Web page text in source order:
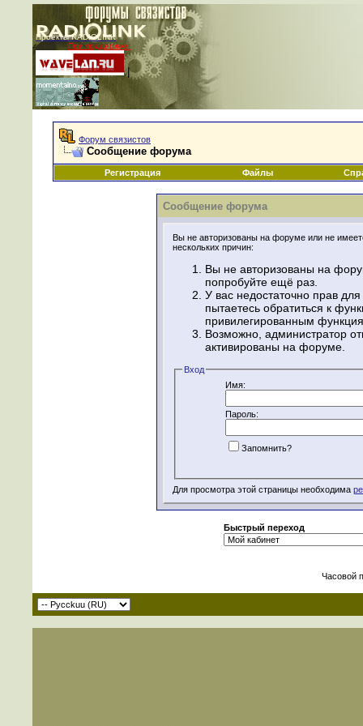
Проекты RADIOLINK
При поддержке:
|
Форум связистов
Сообщение форума
Регистрация Файлы
Сообщение форума
Вы не авторизованы на форуме или не
нескольких причин:
Вы не авторизованы на
попробуйте ещё раз.
У вас недостаточно прав
пытаетесь обратиться к
привилегированным
Возможно, администратор
активированы на форуме.
Вход
Имя:
Пароль:
Запомнить?
Для просмотра этой страницы необходима
Быстрый переход
Часовой